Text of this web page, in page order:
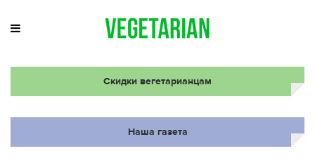
Скидки вегетарианцам
Наша газета